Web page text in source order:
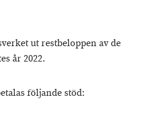
ut restbeloppen av de
år 2022.
följande stöd: